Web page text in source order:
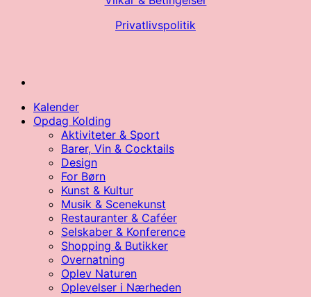
Privatlivspolitik
Kalender
Opdag Kolding
Aktiviteter & Sport
Barer, Vin & Cocktails
Design
For Børn
Kunst & Kultur
Musik & Scenekunst
Restauranter & Caféer
Selskaber & Konference
Shopping & Butikker
Overnatning
Oplev Naturen
Oplevelser i Nærheden